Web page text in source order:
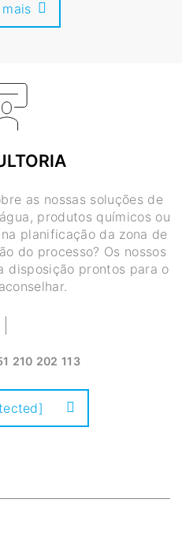
as nossas soluções de
produtos químicos ou
planificação da zona de
do processo? Os nossos
disposição prontos para o
210 202 113